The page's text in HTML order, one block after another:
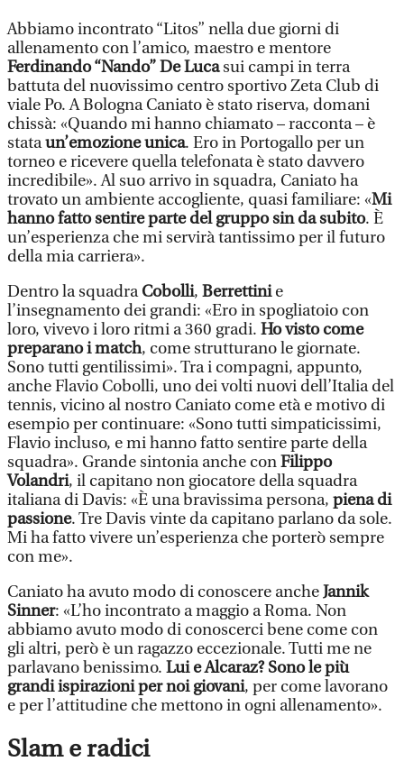
Abbiamo incontrato “Litos” nella due giorni di
allenamento con l’amico, maestro e mentore
Ferdinando “Nando” De Lucasui campi in terra
battuta del nuovissimo centro sportivo Zeta Club di
viale Po. A Bologna Caniato è stato riserva, domani
chissà: «Quando mi hanno chiamato – racconta – è
stataun’emozione unica. Ero in Portogallo per un
torneo e ricevere quella telefonata è stato davvero
incredibile». Al suo arrivo in squadra, Caniato ha
trovato un ambiente accogliente, quasi familiare: «Mi
hanno fatto sentire parte del gruppo sin da subito. È
un’esperienza che mi servirà tantissimo per il futuro
della mia carriera».
Dentro la squadraCobolli, Berrettinie
l’insegnamento dei grandi: «Ero in spogliatoio con
loro, vivevo i loro ritmi a 360 gradi. Ho visto come
preparano i match, come strutturano le giornate.
Sono tutti gentilissimi». Tra i compagni, appunto,
anche Flavio Cobolli, uno dei volti nuovi dell’Italia del
tennis, vicino al nostro Caniato come età e motivo di
esempio per continuare: «Sono tutti simpaticissimi,
Flavio incluso, e mi hanno fatto sentire parte della
squadra». Grande sintonia anche conFilippo
Volandri, il capitano non giocatore della squadra
italiana di Davis: «È una bravissima persona, piena di
passione. Tre Davis vinte da capitano parlano da sole.
Mi ha fatto vivere un’esperienza che porterò sempre
con me».
Caniato ha avuto modo di conoscere ancheJannik
Sinner: «L’ho incontrato a maggio a Roma. Non
abbiamo avuto modo di conoscerci bene come con
gli altri, però è un ragazzo eccezionale. Tutti me ne
parlavano benissimo. Lui e Alcaraz? Sono le più
grandi ispirazioni per noi giovani, per come lavorano
e per l’attitudine che mettono in ogni allenamento».
Slam e radici